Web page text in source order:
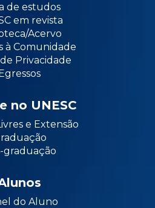
de estudos
em revista
Acervo
à Comunidade
Privacidade
no UNESC
e Extensão
graduação
do Aluno